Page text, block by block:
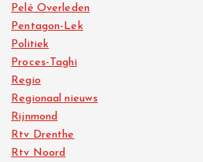
Pelé Overleden
Pentagon-Lek
Politiek
Proces-Taghi
Regio
Regionaal nieuws
Rijnmond
Rtv Drenthe
Rtv Noord